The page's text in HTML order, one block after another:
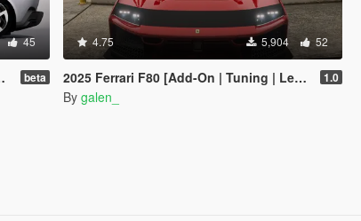
45
beta
4.75 5,904 52
2025 Ferrari F80 [Add-On | Tuning | Legacy | Enhanced] 1.0
By galen_